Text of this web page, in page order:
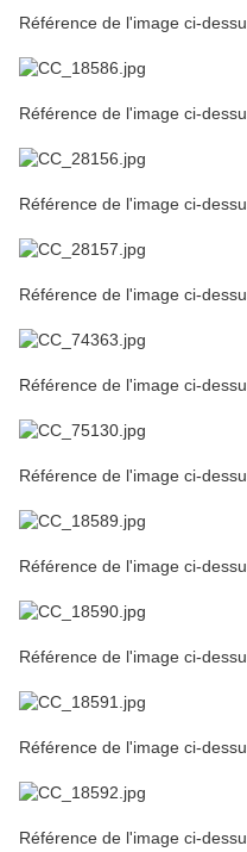
Référence de l'image ci-
Référence de l'image ci-
Référence de l'image ci-
Référence de l'image ci-
Référence de l'image ci-
Référence de l'image ci-
Référence de l'image ci-
Référence de l'image ci-
Référence de l'image ci-
Référence de l'image ci-